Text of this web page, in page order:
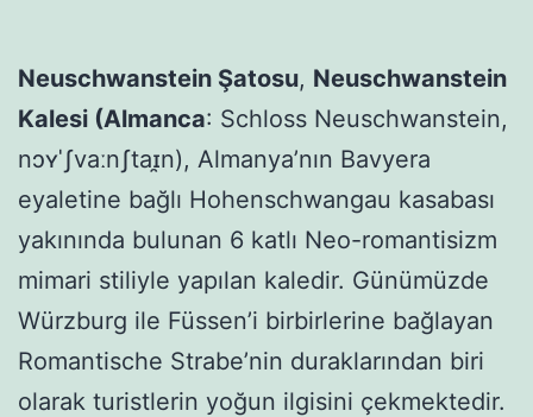
Neuschwanstein Şatosu, Neuschwanstein
Kalesi (Almanca: Schloss Neuschwanstein,
nɔʏˈʃvaːnʃtaɪ̯n), Almanya’nın Bavyera
eyaletine bağlı Hohenschwangau kasabası
yakınında bulunan 6 katlı Neo-romantisizm
mimari stiliyle yapılan kaledir. Günümüzde
Würzburg ile Füssen’i birbirlerine bağlayan
Romantische Strabe’nin duraklarından biri
olarak turistlerin yoğun ilgisini çekmektedir.